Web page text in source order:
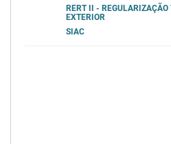
RERT II -
EXTERIOR
SIAC